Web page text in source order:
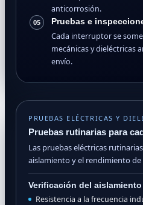
anticorrosión.
05 Pruebas e
Cada interruptor se
mecánicas y dieléctricas
envío.
PRUEBAS ELÉCTRICAS Y
Pruebas rutinarias para
Las pruebas eléctricas
aislamiento y el rendimiento
Verificación del
Resistencia a la frecuencia